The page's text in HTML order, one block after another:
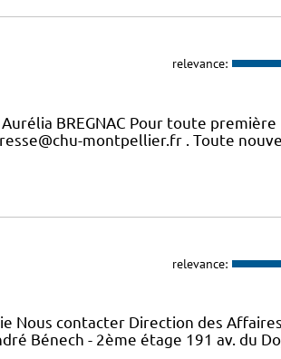
relevance:
BREGNAC Pour toute première
montpellier.fr . Toute
relevance:
Nous contacter Direction des Affaires
Bénech - 2ème étage 191 av. du